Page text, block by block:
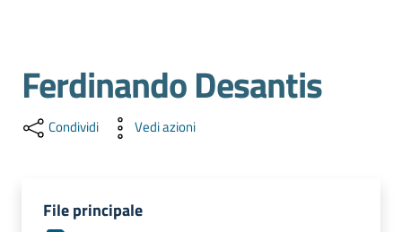
Gestire
l'Impresa
Promuovere
l'Impresa
Ferdinando Desantis
Condividi Vedi azioni
File principale